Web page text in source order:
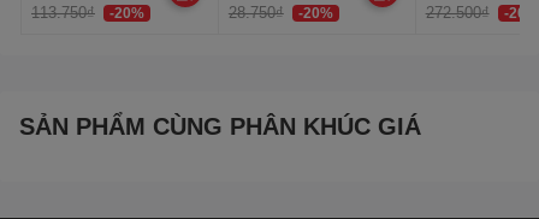
113.750₫ -20% 28.750₫ -20% 272.500₫ -20%
SẢN PHẨM CÙNG PHÂN KHÚC GIÁ